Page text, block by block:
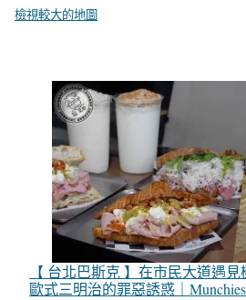
檢視較大的地圖
【 台北巴斯克 】在市民大道遇
歐式三明治的罪惡誘惑｜